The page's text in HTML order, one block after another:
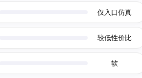
仅入口仿真
较低性价比
软